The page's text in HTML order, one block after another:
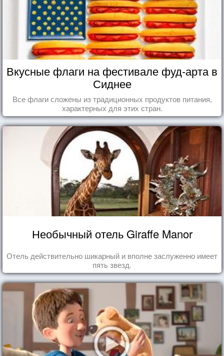
Вкусные флаги на фестивале фуд-арта в
Сиднее
Все флаги сложены из традиционных продуктов питания,
характерных для этих стран.
Необычный отель Giraffe Manor
Отель действительно шикарный и вполне заслуженно имеет
пять звезд.